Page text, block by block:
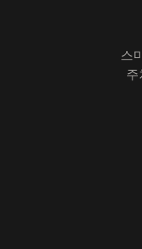
스